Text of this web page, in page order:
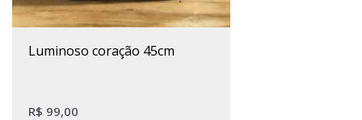
luminoso coração 45cm
R$ 99,00